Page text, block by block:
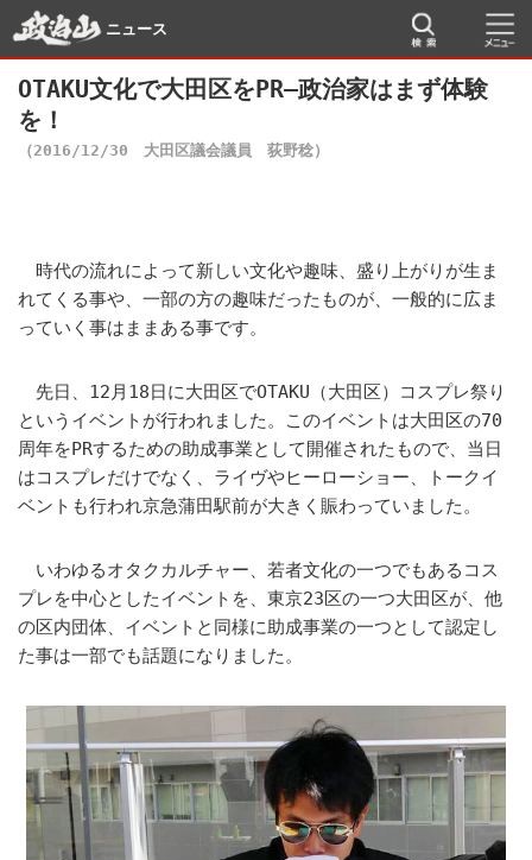
ニュース
OTAKU文化で大田区をPR―政治家はまず体験
を！
（2016/12/30 大田区議会議員 荻野稔）
時代の流れによって新しい文化や趣味、盛り上がりが生ま
れてくる事や、一部の方の趣味だったものが、一般的に広ま
っていく事はままある事です。
先日、12月18日に大田区でOTAKU（大田区）コスプレ祭り
というイベントが行われました。このイベントは大田区の70
周年をPRするための助成事業として開催されたもので、当日
はコスプレだけでなく、ライヴやヒーローショー、トークイ
ベントも行われ京急蒲田駅前が大きく賑わっていました。
いわゆるオタクカルチャー、若者文化の一つでもあるコス
プレを中心としたイベントを、東京23区の一つ大田区が、他
の区内団体、イベントと同様に助成事業の一つとして認定し
た事は一部でも話題になりました。